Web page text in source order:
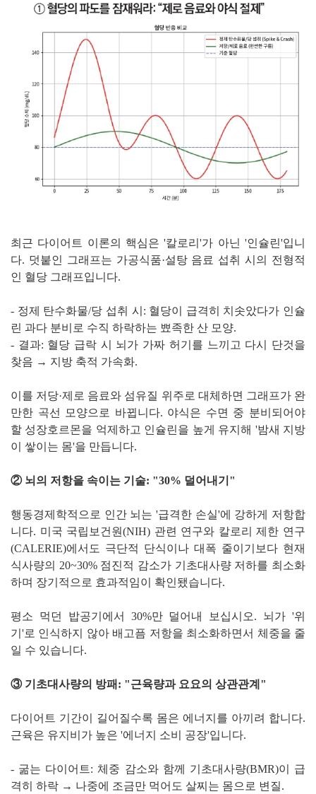
최근 다이어트 이론의 핵심은 '칼로리'가 아닌 '인슐린'입니
다. 덧붙인 그래프는 가공식품·설탕 음료 섭취 시의 전형적
인 혈당 그래프입니다.
- 정제 탄수화물/당 섭취 시: 혈당이 급격히 치솟았다가 인슐
린 과다 분비로 수직 하락하는 뾰족한 산 모양.
- 결과: 혈당 급락 시 뇌가 가짜 허기를 느끼고 다시 단것을
찾음 → 지방 축적 가속화.
이를 저당·제로 음료와 섬유질 위주로 대체하면 그래프가 완
만한 곡선 모양으로 바뀝니다. 야식은 수면 중 분비되어야
할 성장호르몬을 억제하고 인슐린을 높게 유지해 '밤새 지방
이 쌓이는 몸'을 만듭니다.
② 뇌의 저항을 속이는 기술: "30% 덜어내기"
행동경제학적으로 인간 뇌는 '급격한 손실'에 강하게 저항합
니다. 미국 국립보건원(NIH) 관련 연구와 칼로리 제한 연구
(CALERIE)에서도 극단적 단식이나 대폭 줄이기보다 현재
식사량의 20~30% 점진적 감소가 기초대사량 저하를 최소화
하며 장기적으로 효과적임이 확인됐습니다.
평소 먹던 밥공기에서 30%만 덜어내 보십시오. 뇌가 '위
기'로 인식하지 않아 배고픔 저항을 최소화하면서 체중을 줄
일 수 있습니다.
③ 기초대사량의 방패: "근육량과 요요의 상관관계"
다이어트 기간이 길어질수록 몸은 에너지를 아끼려 합니다.
근육은 유지비가 높은 '에너지 소비 공장'입니다.
- 굶는 다이어트: 체중 감소와 함께 기초대사량(BMR)이 급
격히 하락 → 나중에 조금만 먹어도 살찌는 몸으로 변질.